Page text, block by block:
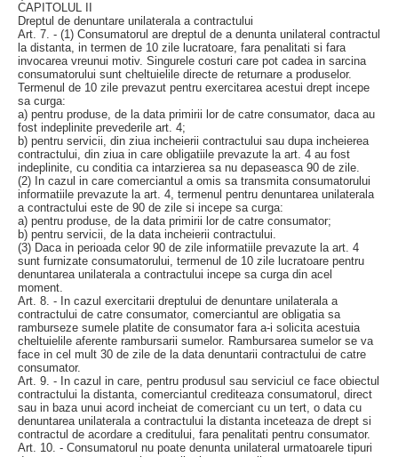
CAPITOLUL II
Dreptul de denuntare unilaterala a contractului
Art. 7. - (1) Consumatorul are dreptul de a denunta unilateral contractul
la distanta, in termen de 10 zile lucratoare, fara penalitati si fara
invocarea vreunui motiv. Singurele costuri care pot cadea in sarcina
consumatorului sunt cheltuielile directe de returnare a produselor.
Termenul de 10 zile prevazut pentru exercitarea acestui drept incepe
sa curga:
a) pentru produse, de la data primirii lor de catre consumator, daca au
fost indeplinite prevederile art. 4;
b) pentru servicii, din ziua incheierii contractului sau dupa incheierea
contractului, din ziua in care obligatiile prevazute la art. 4 au fost
indeplinite, cu conditia ca intarzierea sa nu depaseasca 90 de zile.
(2) In cazul in care comerciantul a omis sa transmita consumatorului
informatiile prevazute la art. 4, termenul pentru denuntarea unilaterala
a contractului este de 90 de zile si incepe sa curga:
a) pentru produse, de la data primirii lor de catre consumator;
b) pentru servicii, de la data incheierii contractului.
(3) Daca in perioada celor 90 de zile informatiile prevazute la art. 4
sunt furnizate consumatorului, termenul de 10 zile lucratoare pentru
denuntarea unilaterala a contractului incepe sa curga din acel
moment.
Art. 8. - In cazul exercitarii dreptului de denuntare unilaterala a
contractului de catre consumator, comerciantul are obligatia sa
ramburseze sumele platite de consumator fara a-i solicita acestuia
cheltuielile aferente rambursarii sumelor. Rambursarea sumelor se va
face in cel mult 30 de zile de la data denuntarii contractului de catre
consumator.
Art. 9. - In cazul in care, pentru produsul sau serviciul ce face obiectul
contractului la distanta, comerciantul crediteaza consumatorul, direct
sau in baza unui acord incheiat de comerciant cu un tert, o data cu
denuntarea unilaterala a contractului la distanta inceteaza de drept si
contractul de acordare a creditului, fara penalitati pentru consumator.
Art. 10. - Consumatorul nu poate denunta unilateral urmatoarele tipuri